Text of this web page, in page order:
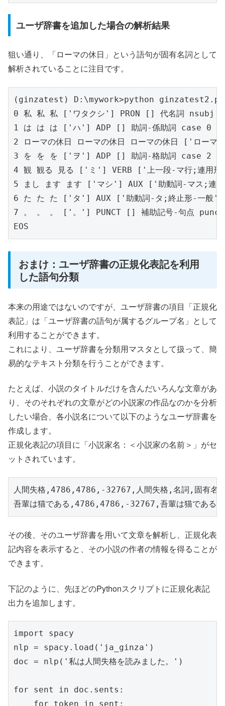
ユーザ辞書を追加した場合の解析結果
狙い通り、「ローマの休日」という語句が固有名詞として
解析されていることに注目です。
(ginzatest) D:\mywork>python ginzatest2.py
0 私 私 私 ['ワタクシ'] PRON [] 代名詞 nsubj 4
1 は は は ['ハ'] ADP [] 助詞-係助詞 case 0
2 ローマの休日 ローマの休日 ローマの休日 ['ロー
3 を を を ['ヲ'] ADP [] 助詞-格助詞 case 2
4 観 観る 見る ['ミ'] VERB ['上一段-マ行;連用形-
5 まし ます ます ['マシ'] AUX ['助動詞-マス;連
6 た た た ['タ'] AUX ['助動詞-タ;終止形-一般']
7 。 。 。 ['。'] PUNCT [] 補助記号-句点
EOS
おまけ：ユーザ辞書の正規化表記を利用
した語句分類
本来の用途ではないのですが、ユーザ辞書の項目「正規化
表記」は「ユーザ辞書の語句が属するグループ名」として
利用することができます。
これにより、ユーザ辞書を分類用マスタとして扱って、簡
易的なテキスト分類を行うことができます。
たとえば、小説のタイトルだけを含んだいろんな文章があ
り、そのそれぞれの文章がどの小説家の作品なのかを分析
したい場合、各小説名について以下のようなユーザ辞書を
作成します。
正規化表記の項目に「小説家名：＜小説家の名前＞」がセ
ットされています。
人間失格,4786,4786,-32767,人間失格,名詞,固有
吾輩は猫である,4786,4786,-32767,吾輩は猫であ
その後、そのユーザ辞書を用いて文章を解析し、正規化表
記内容を表示すると、その小説の作者の情報を得ることが
できます。
下記のように、先ほどのPythonスクリプトに正規化表記
出力を追加します。
import spacy
nlp = spacy.load('ja_ginza')
doc = nlp('私は人間失格を読みました。')
for sent in doc.sents:
    for token in sent: